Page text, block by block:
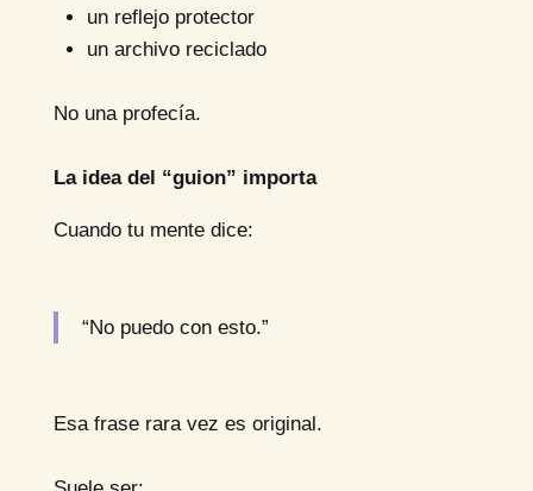
un reflejo protector
un archivo reciclado
No una profecía.
La idea del “guion” importa
Cuando tu mente dice:
“No puedo con esto.”
Esa frase rara vez es original.